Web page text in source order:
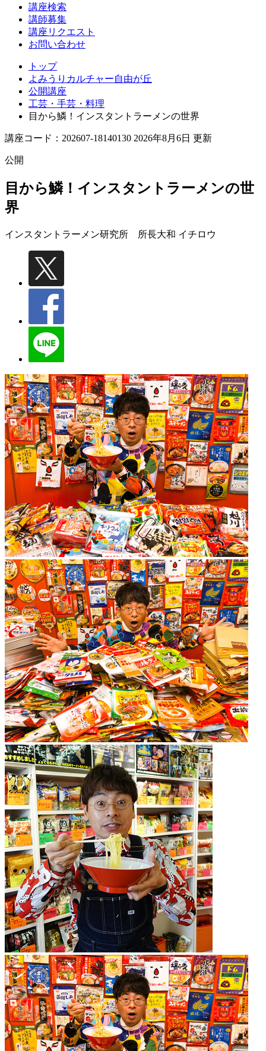
講座検索
講師募集
講座リクエスト
お問い合わせ
トップ
よみうりカルチャー自由が丘
公開講座
工芸・手芸・料理
目から鱗！インスタントラーメンの世界
講座コード：202607-18140130 2026年8月6日 更新
公開
目から鱗！インスタントラーメンの世
界
インスタントラーメン研究所 所長大和 イチロウ